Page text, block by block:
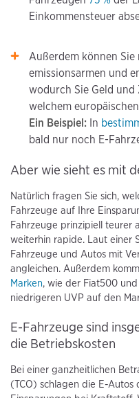
Einkommensteuer
Außerdem können
emissionsarmen und
wodurch Sie Geld und
welchem
Ein Beispiel: In
bald nur noch E-
Aber wie sieht es mit
Natürlich fragen Sie sich,
Fahrzeuge auf Ihre
Fahrzeuge prinzipiell teurer
weiterhin rapide. Laut einer
Fahrzeuge und Autos mit
angleichen. Außerdem
Marken, wie der Fiat500
niedrigeren UVP auf den
E-Fahrzeuge sind
die Betriebskosten
Bei einer ganzheitlichen
(TCO) schlagen die E-Autos